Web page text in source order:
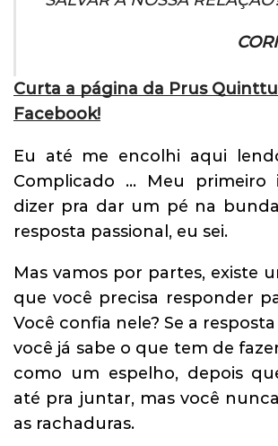
Curta a página da Prus
Facebook!
Eu até me encolhi aqui
Complicado … Meu
dizer pra dar um pé na
resposta passional, eu sei.
Mas vamos por partes, existe
que você precisa responder
Você confia nele? Se a
você já sabe o que tem de
como um espelho, depois
até pra juntar, mas você
as rachaduras.